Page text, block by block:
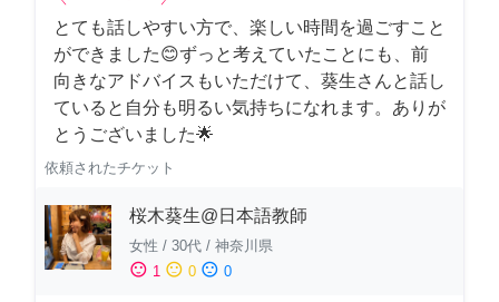
とても話しやすい方で、楽しい時間を過ごすこと
ができました😊ずっと考えていたことにも、前
向きなアドバイスもいただけて、葵生さんと話し
ていると自分も明るい気持ちになれます。ありが
とうございました🌟
依頼されたチケット
桜木葵生@日本語教師
女性 / 30代 / 神奈川県
sentiment_satisfied 1 sentiment_neutral 0 sentiment_dissatisfied 0